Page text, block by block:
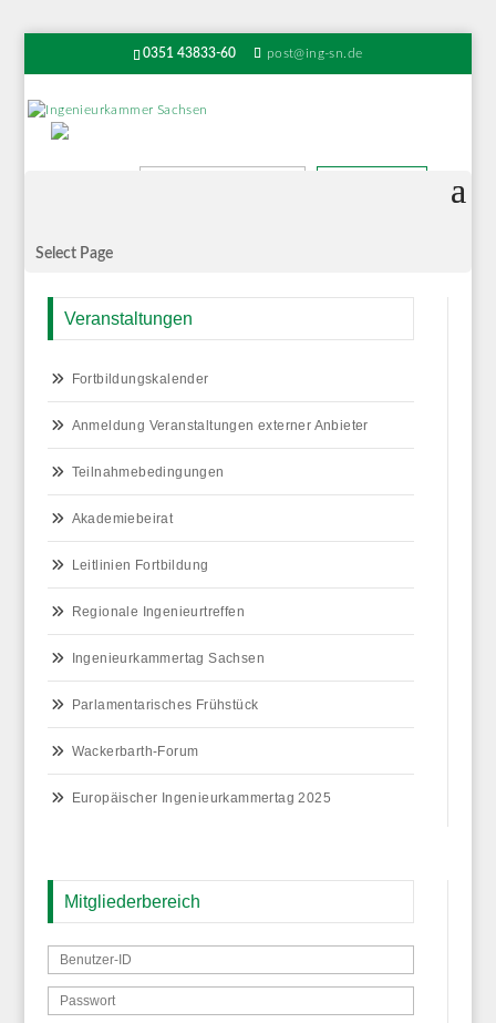
0351 43833-60 post@ing-sn.de
Select Page
Veranstaltungen
Fortbildungskalender
Anmeldung Veranstaltungen externer Anbieter
Teilnahmebedingungen
Akademiebeirat
Leitlinien Fortbildung
Regionale Ingenieurtreffen
Ingenieurkammertag Sachsen
Parlamentarisches Frühstück
Wackerbarth-Forum
Europäischer Ingenieurkammertag 2025
Mitgliederbereich